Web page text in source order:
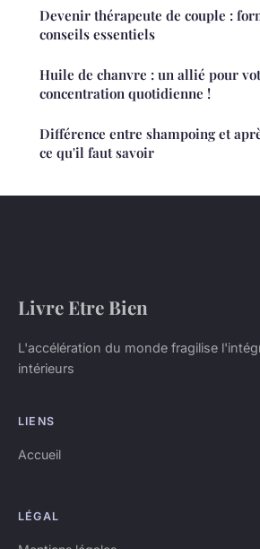
Devenir thérapeute de couple :
conseils essentiels
Huile de chanvre : un allié pour
concentration quotidienne !
Différence entre shampoing et
ce qu'il faut savoir
Livre Etre Bien
L'accélération du monde fragilise
intérieurs
LIENS
Accueil
LÉGAL